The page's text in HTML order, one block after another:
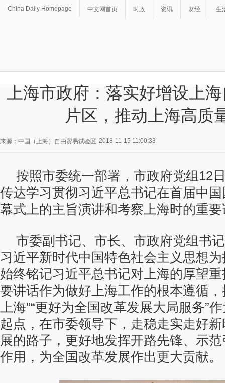
China Daily Homepage 中文网首页 时政 资讯 财经 生
上海市政府：落实好增设上
片区，推动上海高质
来源：中国（上海）自由贸易试验区 2018-11-15 11:00:33
按照市委统一部署，市政府党组12
传达学习贯彻习近平总书记在首届中
幕式上的主旨演讲和考察上海时的重
市委副书记、市长、市政府党组书
习近平新时代中国特色社会主义思想
始终铭记习近平总书记对上海的厚望
要讲话作为做好上海工作的根本遵循
上海”“更好为全国改革发展大局服务”
起点，在市委领导下，走稳走实走好
展的路子，更好地发挥开路先锋、示
作用，为全国改革发展作出更大贡献。